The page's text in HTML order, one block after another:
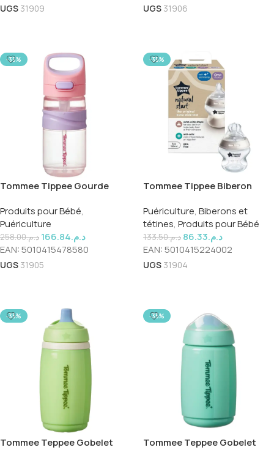
UGS 31909 UGS 31906
-35%
Tommee Tippee Gourde
44785801
Produits pour Bébé,
Puériculture
د.م.258.00 د.م.166.84
EAN:5010415478580
UGS 31905
-35%
Tommee Tippee Biberon
42240091
Puériculture, Biberons et
tétines, Produits pour Bébé
د.م.133.50 د.م.86.33
EAN:5010415224002
UGS 31904
-35%
Tommee Teppee Gobelet
-35%
Tommee Teppee Gobelet